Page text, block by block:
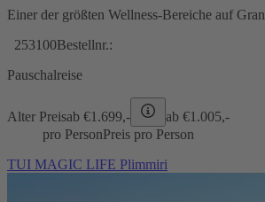
Einer der größten Wellness-Bereiche auf
253100Bestellnr.:
Pauschalreise
Alter Preisab €1.699,- ab €1.005,-
pro PersonPreis pro Person
TUI MAGIC LIFE Plimmiri